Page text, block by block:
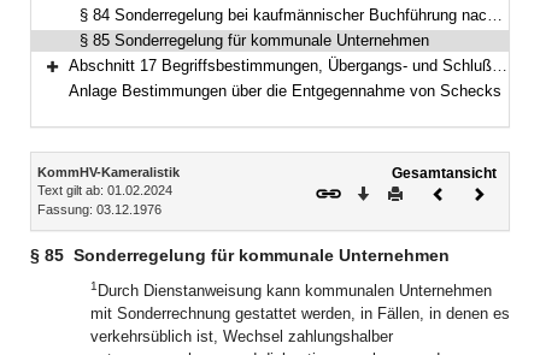
§ 84 Sonderregelung bei kaufmännischer Buchführung nach spezialgesetzlichen Regelungen
§ 85 Sonderregelung für kommunale Unternehmen
Bereich erweitern
Abschnitt 17 Begriffsbestimmungen, Übergangs- und Schlußvorschriften (§§ 86–89)
Anlage Bestimmungen über die Entgegennahme von Schecks
Inhalt
KommHV-Kameralistik
Text gilt ab: 01.02.2024
Fassung: 03.12.1976
Gesamtansicht
Download
DruckenVorheriges
§ 85 Sonderregelung für kommunale Unternehmen
1 Durch Dienstanweisung kann kommunalen Unternehmen
mit Sonderrechnung gestattet werden, in Fällen, in denen es
verkehrsüblich ist, Wechsel zahlungshalber